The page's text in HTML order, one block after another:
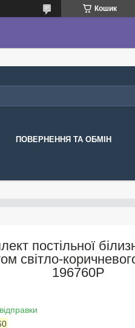
Кошик
ПОВЕРНЕННЯ ТА ОБМІН
постільної
світло-
196760P